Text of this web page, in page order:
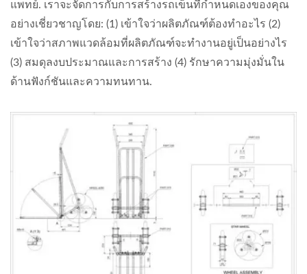
แพทย์. เราจะจัดการกับการสร้างรถเข็นที่กำหนดเองของคุณ
อย่างเชี่ยวชาญโดย: (1) เข้าใจว่าผลิตภัณฑ์ต้องทำอะไร (2)
เข้าใจว่าสภาพแวดล้อมที่ผลิตภัณฑ์จะทำงานอยู่เป็นอย่างไร
(3) สมดุลงบประมาณและการสร้าง (4) รักษาความมุ่งมั่นใน
ด้านฟังก์ชันและความทนทาน.